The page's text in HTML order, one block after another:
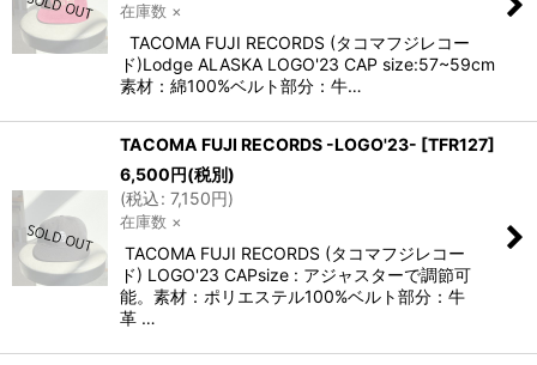
在庫数 ×
TACOMA FUJI RECORDS (タコマフジレコー
ド)Lodge ALASKA LOGO'23 CAP size:57~59cm
素材：綿100%ベルト部分：牛…
TACOMA FUJI RECORDS -LOGO'23- [TFR127]
6,500円(税別)
(税込: 7,150円)
在庫数 ×
TACOMA FUJI RECORDS (タコマフジレコー
ド) LOGO'23 CAPsize : アジャスターで調節可
能。素材：ポリエステル100%ベルト部分：牛
革 …